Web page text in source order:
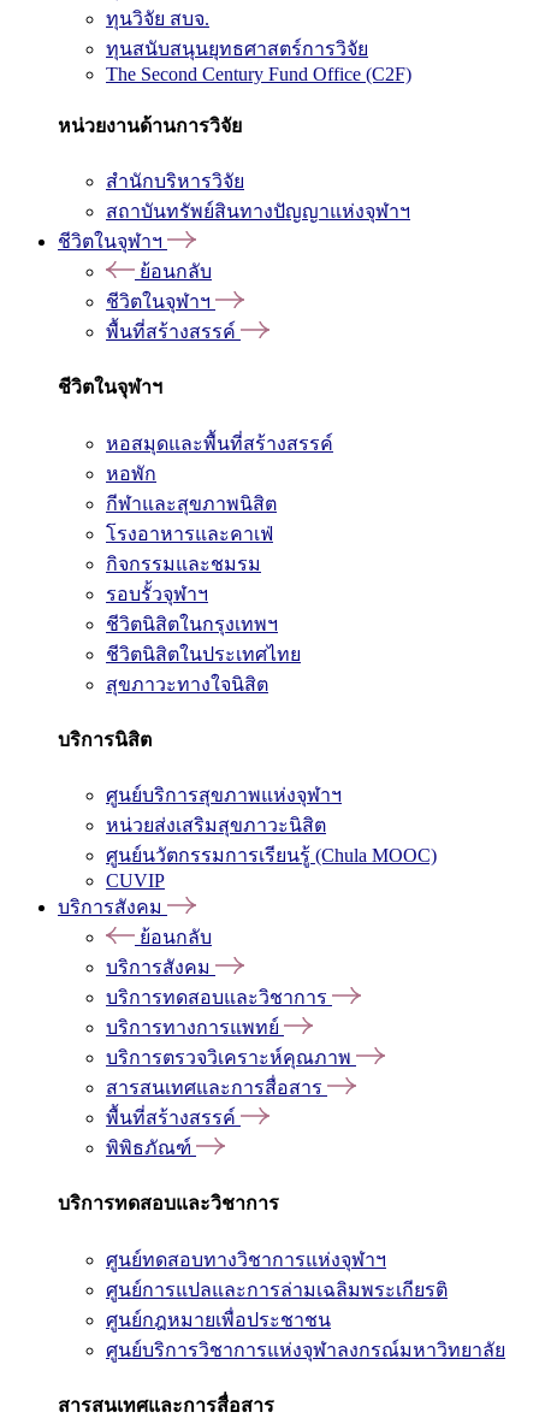
ทุนวิจัย สบจ.
ทุนสนับสนุนยุทธศาสตร์การวิจัย
The Second Century Fund Office (C2F)
หน่วยงานด้านการวิจัย
สำนักบริหารวิจัย
สถาบันทรัพย์สินทางปัญญาแห่งจุฬาฯ
ชีวิตในจุฬาฯ
ย้อนกลับ
ชีวิตในจุฬาฯ
พื้นที่สร้างสรรค์
ชีวิตในจุฬาฯ
หอสมุดและพื้นที่สร้างสรรค์
หอพัก
กีฬาและสุขภาพนิสิต
โรงอาหารและคาเฟ่
กิจกรรมและชมรม
รอบรั้วจุฬาฯ
ชีวิตนิสิตในกรุงเทพฯ
ชีวิตนิสิตในประเทศไทย
สุขภาวะทางใจนิสิต
บริการนิสิต
ศูนย์บริการสุขภาพแห่งจุฬาฯ
หน่วยส่งเสริมสุขภาวะนิสิต
ศูนย์นวัตกรรมการเรียนรู้ (Chula MOOC)
CUVIP
บริการสังคม
ย้อนกลับ
บริการสังคม
บริการทดสอบและวิชาการ
บริการทางการแพทย์
บริการตรวจวิเคราะห์คุณภาพ
สารสนเทศและการสื่อสาร
พื้นที่สร้างสรรค์
พิพิธภัณฑ์
บริการทดสอบและวิชาการ
ศูนย์ทดสอบทางวิชาการแห่งจุฬาฯ
ศูนย์การแปลและการล่ามเฉลิมพระเกียรติ
ศูนย์กฎหมายเพื่อประชาชน
ศูนย์บริการวิชาการแห่งจุฬาลงกรณ์มหาวิทยาลัย
สารสนเทศและการสื่อสาร